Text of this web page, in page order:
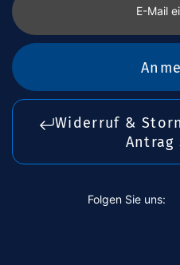
E-Mail
Widerruf &
Antrag
Folgen Sie uns: